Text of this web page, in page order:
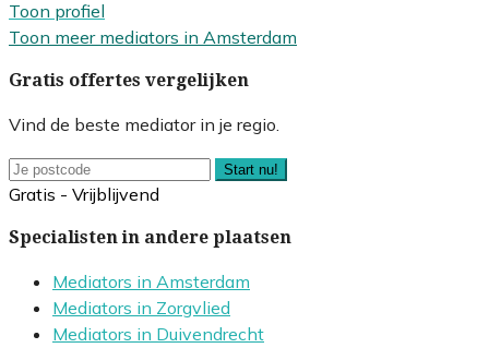
Toon profiel
Toon meer mediators in Amsterdam
Gratis offertes vergelijken
Vind de beste mediator in je regio.
Start nu!
Gratis - Vrijblijvend
Specialisten in andere plaatsen
Mediators in Amsterdam
Mediators in Zorgvlied
Mediators in Duivendrecht